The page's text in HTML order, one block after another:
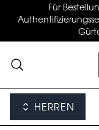
Für
HERREN